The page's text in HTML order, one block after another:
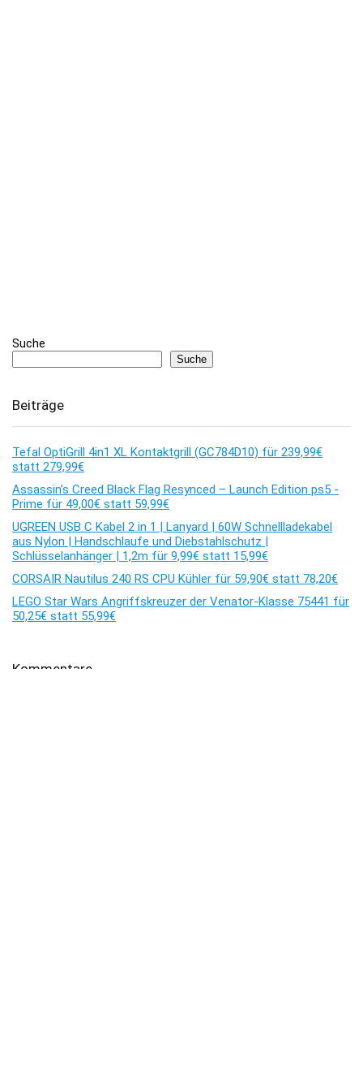
Suche
Suche
Beiträge
Tefal OptiGrill 4in1 XL Kontaktgrill (GC784D10) für 239,99€
statt 279,99€
Assassin’s Creed Black Flag Resynced – Launch Edition ps5 -
Prime für 49,00€ statt 59,99€
UGREEN USB C Kabel 2 in 1 | Lanyard | 60W Schnellladekabel
aus Nylon | Handschlaufe und Diebstahlschutz |
Schlüsselanhänger | 1,2m für 9,99€ statt 15,99€
CORSAIR Nautilus 240 RS CPU Kühler für 59,90€ statt 78,20€
LEGO Star Wars Angriffskreuzer der Venator-Klasse 75441 für
50,25€ statt 55,99€
Kommentare